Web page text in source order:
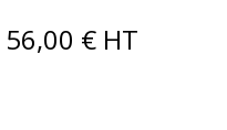
56,00 € HT